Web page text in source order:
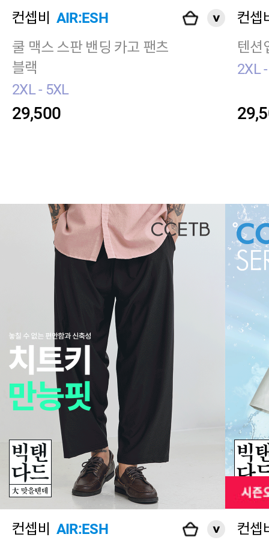
컨셉비
AIR:ESH
쿨 맥스 스판 밴딩 카고 팬츠
블랙
2XL - 5XL
29,500
컨셉
텐션
2XL
컨셉비
AIR:ESH
컨셉